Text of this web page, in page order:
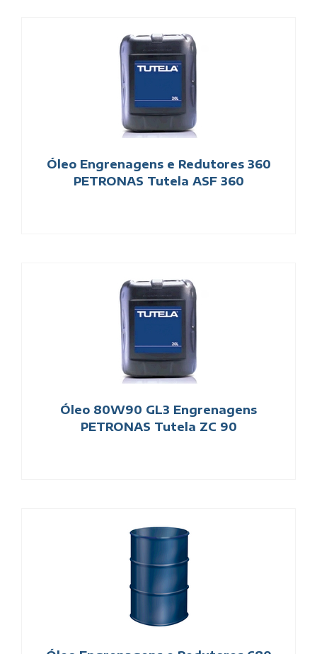
Óleo Engrenagens e Redutores 360
PETRONAS Tutela ASF 360
Óleo 80W90 GL3 Engrenagens
PETRONAS Tutela ZC 90